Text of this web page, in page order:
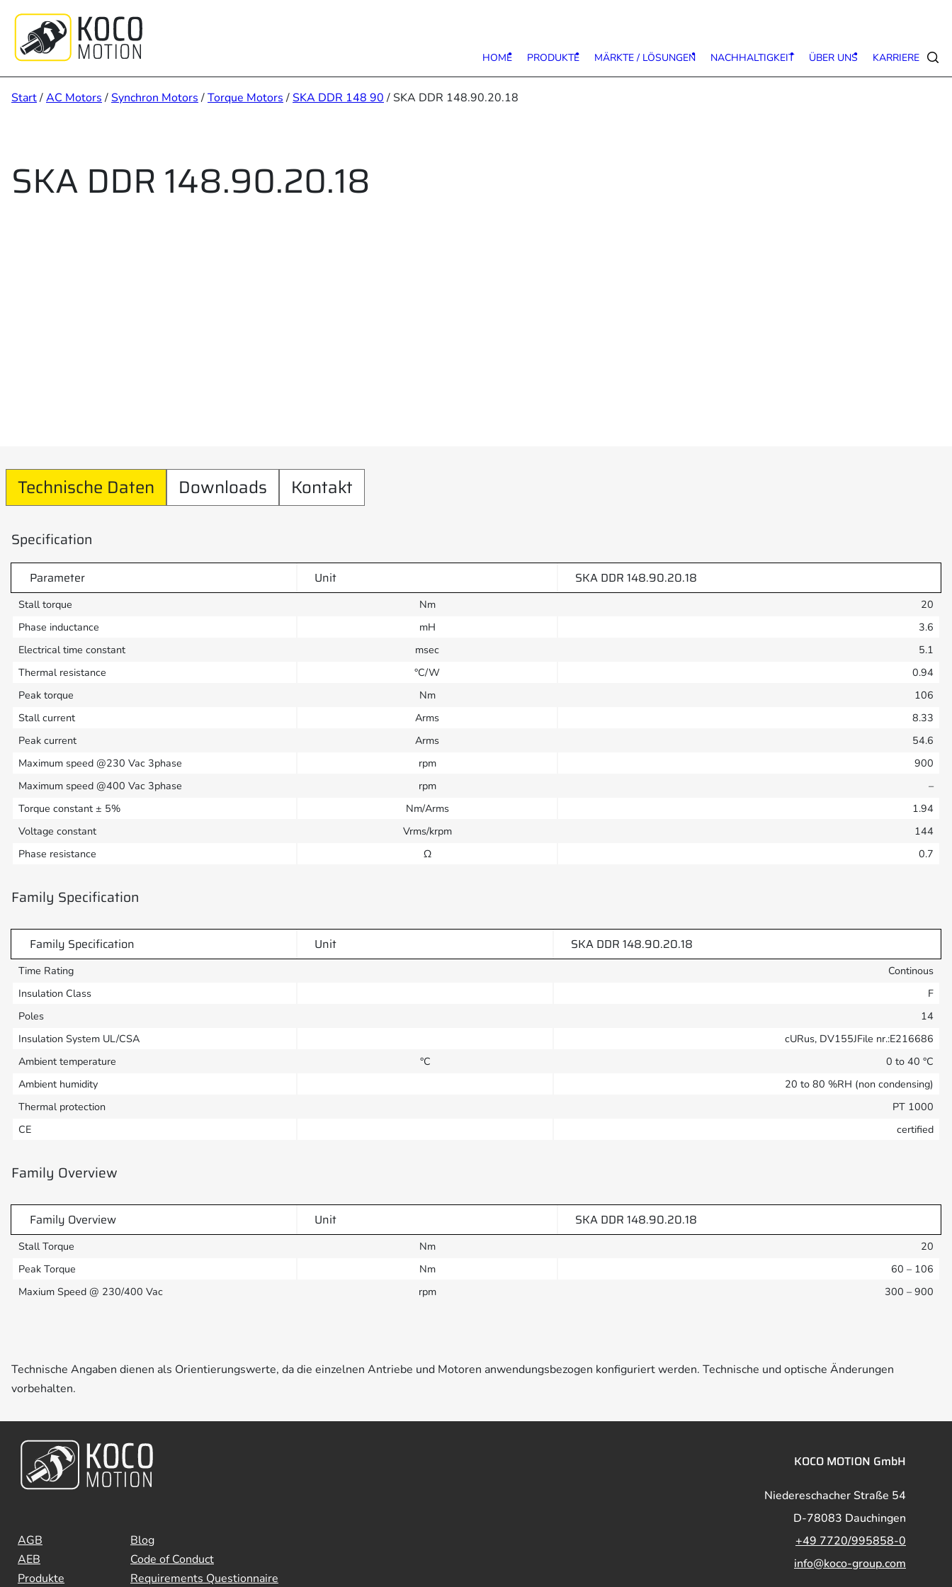
springen
HOME PRODUKTE MÄRKTE / LÖSUNGEN NACHHALTIGKEIT ÜBER UNS KARRIERE
Start/AC Motors /Synchron Motors /Torque Motors /SKA DDR 148 90 / SKA DDR 148.90.20.18
SKA DDR 148.90.20.18
Technische Daten Downloads Kontakt
Specification
Parameter Unit SKA DDR 148.90.20.18
Stall torque Nm
20
Phase inductance
mH
3.6
Electrical time constant
msec
5.1
Thermal resistance
°C/W
0.94
Peak torque
Nm
106
Stall current
Arms
8.33
Peak current
Arms
54.6
Maximum speed @230 Vac 3phase
rpm
900
Maximum speed @400 Vac 3phase
rpm
–
Torque constant ± 5%
Nm/Arms
1.94
Voltage constant
Vrms/krpm
144
Phase resistance
Ω 0.7
Family Specification
Family Specification Unit SKA DDR 148.90.20.18
Time Rating
Continous
Insulation Class
F
Poles
14
Insulation System UL/CSA
cURus, DV155JFile nr.:E216686
Ambient temperature
°C
0 to 40 °C
Ambient humidity
20 to 80 %RH (non condensing)
Thermal protection
PT 1000
CE
certified
Family Overview
Family Overview Unit SKA DDR 148.90.20.18
Stall Torque Nm
20
Peak Torque
Nm
60 – 106
Maxium Speed @ 230/400 Vac
rpm 300 – 900
Technische Angaben dienen als Orientierungswerte, da die einzelnen Antriebe und Motoren anwendungsbezogen konfiguriert werden. Technische und optische Änderungen
vorbehalten.
AGB
AEB
Produkte
Blog
Code of Conduct
Requirements Questionnaire
KOCO MOTION GmbH
Niedereschacher Straße 54
D-78083 Dauchingen
+49 7720/995858-0
info@koco-group.com